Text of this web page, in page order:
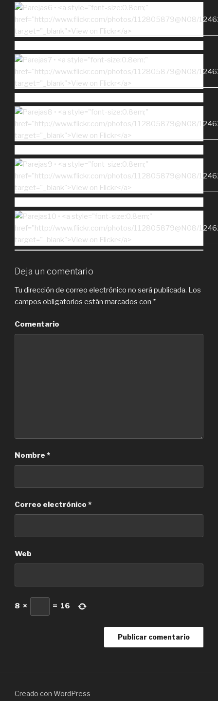
Deja un comentario
Tu dirección de correo electrónico no será publicada. Los
campos obligatorios están marcados con *
Comentario
Nombre *
Correo electrónico *
Web
8 × = 16
Creado con WordPress